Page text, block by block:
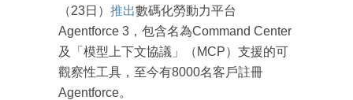
（23日） 推出數碼化勞動力平台
Agentforce 3，包含名為Command Center
及「模型上下文協議」（MCP）支援的可
觀察性工具，至今有8000名客戶註冊
Agentforce。